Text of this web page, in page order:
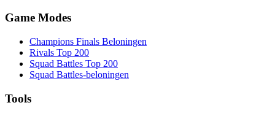
Game Modes
Champions Finals Beloningen
Rivals Top 200
Squad Battles Top 200
Squad Battles-beloningen
Tools